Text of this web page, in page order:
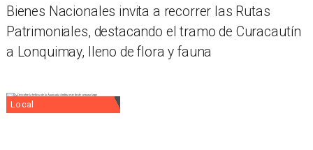
Bienes Nacionales invita a recorrer las Rutas
Patrimoniales, destacando el tramo de Curacautín
a Lonquimay, lleno de flora y fauna
Local